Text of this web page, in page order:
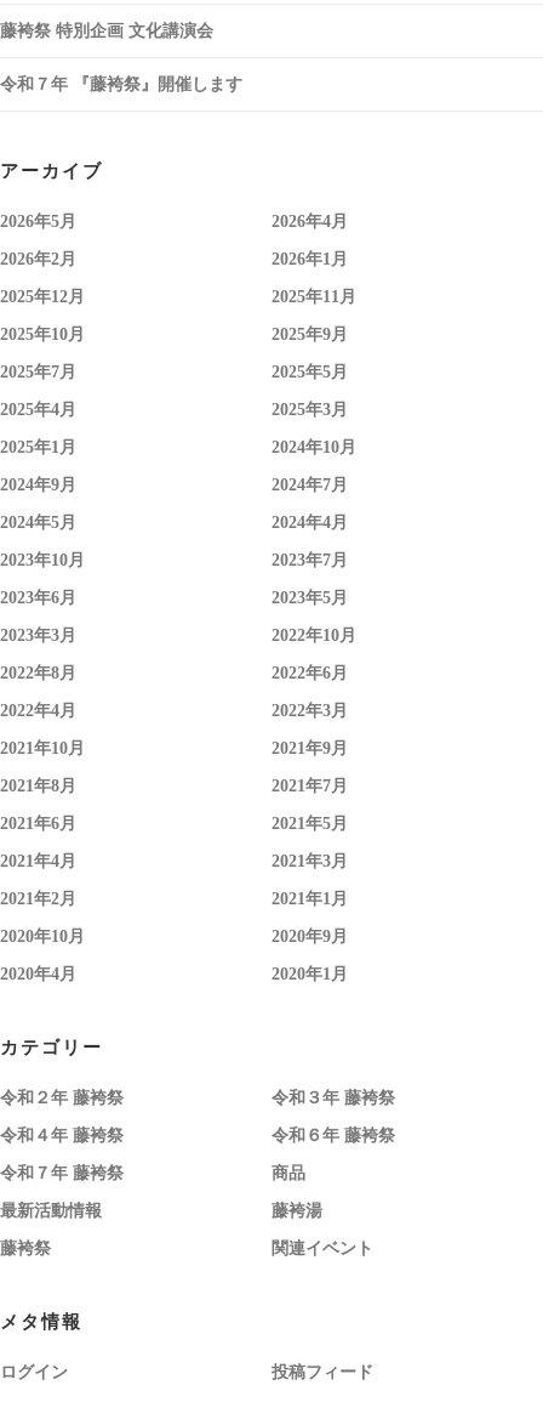
藤袴祭 特別企画 文化講演会
令和７年 『藤袴祭』開催します
アーカイブ
2026年5月 2026年4月
2026年2月 2026年1月
2025年12月 2025年11月
2025年10月 2025年9月
2025年7月 2025年5月
2025年4月 2025年3月
2025年1月 2024年10月
2024年9月 2024年7月
2024年5月 2024年4月
2023年10月 2023年7月
2023年6月 2023年5月
2023年3月 2022年10月
2022年8月 2022年6月
2022年4月 2022年3月
2021年10月 2021年9月
2021年8月 2021年7月
2021年6月 2021年5月
2021年4月 2021年3月
2021年2月 2021年1月
2020年10月 2020年9月
2020年4月 2020年1月
カテゴリー
令和２年 藤袴祭 令和３年 藤袴祭
令和４年 藤袴祭 令和６年 藤袴祭
令和７年 藤袴祭 商品
最新活動情報 藤袴湯
藤袴祭 関連イベント
メタ情報
ログイン 投稿フィード